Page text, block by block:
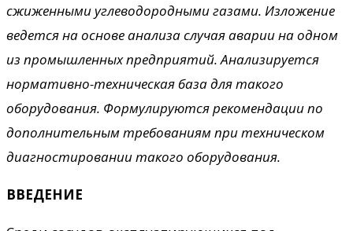
сжиженными углеводородными газами. Изложение
ведется на основе анализа случая аварии на одном
из промышленных предприятий. Анализируется
нормативно-техническая база для такого
оборудования. Формулируются рекомендации по
дополнительным требованиям при техническом
диагностировании такого оборудования.
ВВЕДЕНИЕ